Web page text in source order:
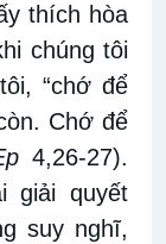
thích hòa
chúng tôi
“chớ để
Chớ để
4,26-27).
giải quyết
suy nghĩ,